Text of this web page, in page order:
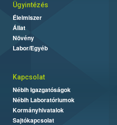
Ügyintézés
Élelmiszer
Állat
Növény
Labor/Egyéb
Kapcsolat
Nébih Igazgatóságok
Nébih Laboratóriumok
Kormányhivatalok
Sajtókapcsolat